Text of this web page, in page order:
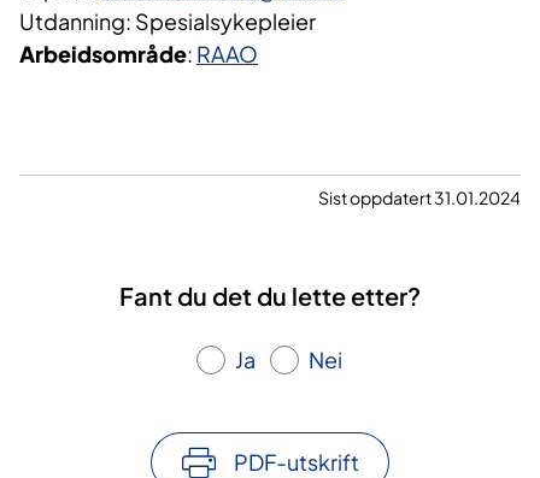
Utdanning: Spesialsykepleier
Arbeidsområde: RAAO
Sist oppdatert 31.01.2024
Fant du det du lette etter?
Ja Nei
PDF-utskrift